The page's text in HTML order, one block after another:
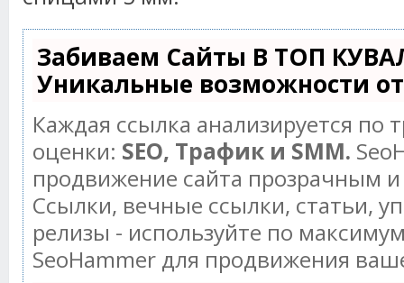
Забиваем Сайты В ТОП
Уникальные возможности
Каждая ссылка анализируется по
оценки: SEO, Трафик и SMM.
продвижение сайта прозрачным
Ссылки, вечные ссылки, статьи,
релизы - используйте по
SeoHammer для продвижения